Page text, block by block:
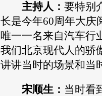
主持人： 要特别
长是今年60周年大庆
唯一一名来自汽车行
我们北京现代人的骄
讲讲当时的场景和当
宋顺生： 当时看